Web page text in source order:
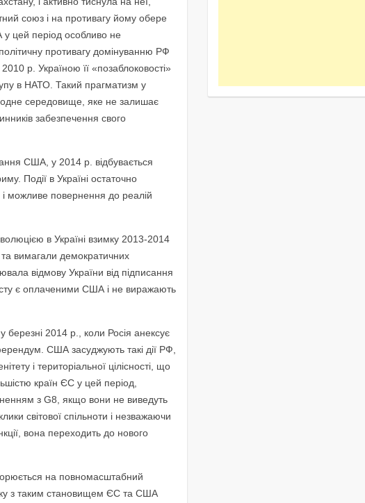
союз і на противагу йому обере
цей період особливо не
противагу домінуванню РФ
р. Україною її «позаблоковості»
в НАТО. Такий прагматизм у
середовище, яке не залишає
забезпечення свого
США, у 2014 р. відбувається
Події в Україні остаточно
можливе повернення до реалій
в Україні взимку 2013-2014
та вимагали демократичних
відмову України від підписання
є оплаченими США і не виражають
березні 2014 р., коли Росія анексує
США засуджують такі дії РФ,
і територіальної цілісності, що
країн ЄС у цей період,
з G8, якщо вони не виведуть
світової спільноти і незважаючи
вона переходить до нового
на повномасштабний
з таким становищем ЄС та США